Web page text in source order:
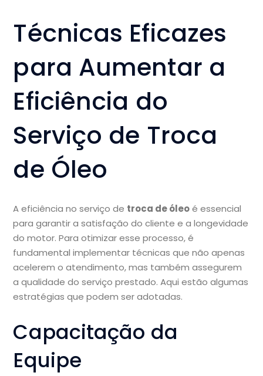
Técnicas Eficazes
para Aumentar a
Eficiência do
Serviço de Troca
de Óleo
A eficiência no serviço de troca de óleoé essencial
para garantir a satisfação do cliente e a longevidade
do motor. Para otimizar esse processo, é
fundamental implementar técnicas que não apenas
acelerem o atendimento, mas também assegurem
a qualidade do serviço prestado. Aqui estão algumas
estratégias que podem ser adotadas.
Capacitação da
Equipe